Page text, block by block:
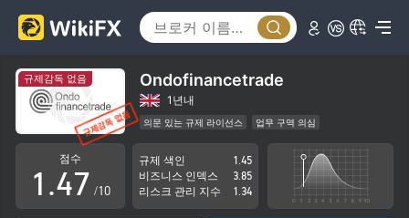
규제감독 없음 Ondofinancetrade
1년내
의문 있는 규제 라이선스
업무 구역 의심
잠재적 위험성이 높음
점수
0
1.
0
1
2
3
4
3
4
5
6
7 /10
규제 색인
1.45
비즈니스 인덱스
3.85
리스크 관리 지수
1.34